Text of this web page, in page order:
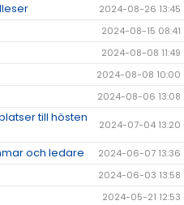
2024-08-26 13:45
2024-08-15 08:41
2024-08-08 11:49
2024-08-08 10:00
2024-08-06 13:08
till hösten
2024-07-04 13:20
och ledare 2024-06-07 13:36
2024-06-03 13:58
2024-05-21 12:53